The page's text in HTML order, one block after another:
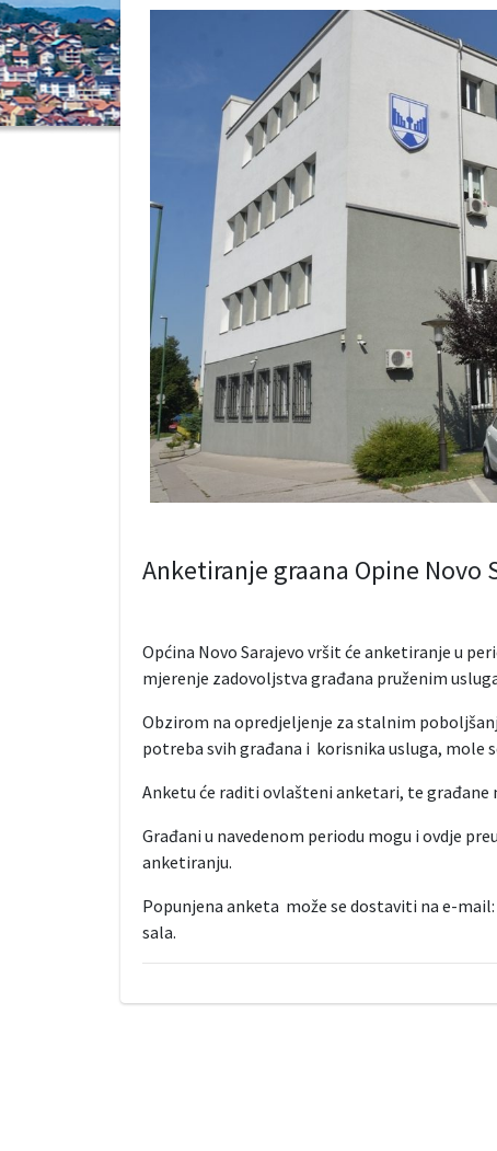
Anketiranje graana Opine Novo
Općina Novo Sarajevo vršit će anketiranje u
mjerenje zadovoljstva građana pruženim
Obzirom na opredjeljenje za stalnim
potreba svih građana i korisnika usluga, mole
Anketu će raditi ovlašteni anketari, te
Građani u navedenom periodu mogu i ovdje
anketiranju.
Popunjena anketa može se dostaviti na e-
sala.